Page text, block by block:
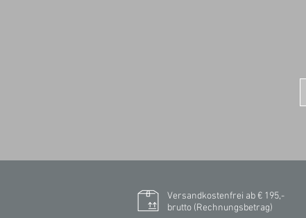
Versandkostenfrei ab € 195,-
brutto (Rechnungsbetrag)​